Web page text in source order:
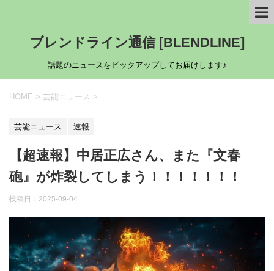
ブレンドライン通信 [BLENDLINE]
話題のニュースをピックアップしてお届けします♪
HOME > 芸能ニュース >
芸能ニュース 速報
【超速報】中居正広さん、また『文春
砲』が炸裂してしまう！！！！！！！
投稿日： 2025-09-04